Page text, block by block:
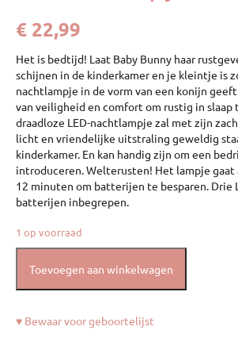
€ 22,99
Het is bedtijd! Laat Baby Bunny haar
schijnen in de kinderkamer en je kleintje is
nachtlampje in de vorm van een konijn
van veiligheid en comfort om rustig in slaap
draadloze LED-nachtlampje zal met zijn
licht en vriendelijke uitstraling geweldig
kinderkamer. En kan handig zijn om een
introduceren. Welterusten! Het lampje
12 minuten om batterijen te besparen. Drie
batterijen inbegrepen.
1 op voorraad
Toevoegen aan winkelwagen
♥ Bewaar voor geboortelijst